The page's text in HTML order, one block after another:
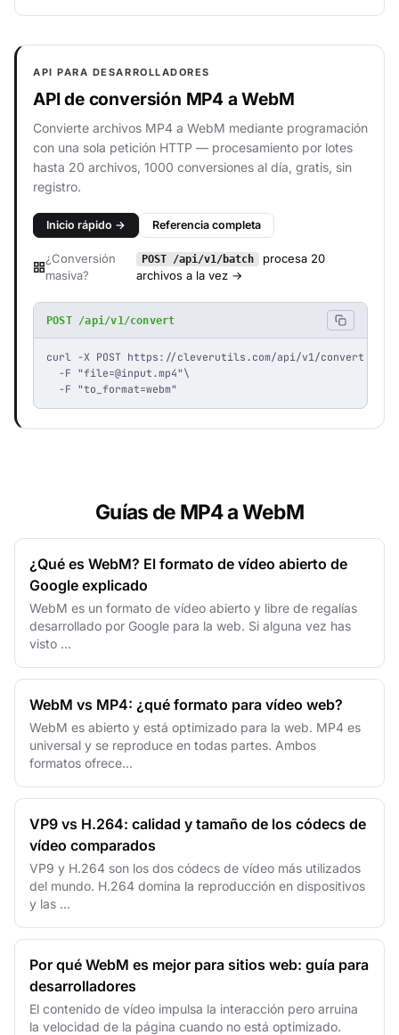
API PARA DESARROLLADORES
API de conversión MP4 a WebM
Convierte archivos MP4 a WebM mediante programación
con una sola petición HTTP — procesamiento por lotes
hasta 20 archivos, 1000 conversiones al día, gratis, sin
registro.
Inicio rápido → Referencia completa
¿Conversión
masiva?
POST /api/v1/batch
procesa 20
archivos a la vez →
POST /api/v1/convert
curl -X POST https://cleverutils.com/api/v1/convert \
  -F "
file=@input.mp4"\
  -F "to_format=webm"
Guías de MP4 a WebM
¿Qué es WebM? El formato de vídeo abierto de
Google explicado
WebM es un formato de vídeo abierto y libre de regalías
desarrollado por Google para la web. Si alguna vez has
visto ...
WebM vs MP4: ¿qué formato para vídeo web?
WebM es abierto y está optimizado para la web. MP4 es
universal y se reproduce en todas partes. Ambos
formatos ofrece...
VP9 vs H.264: calidad y tamaño de los códecs de
vídeo comparados
VP9 y H.264 son los dos códecs de vídeo más utilizados
del mundo. H.264 domina la reproducción en dispositivos
y las ...
Por qué WebM es mejor para sitios web: guía para
desarrolladores
El contenido de vídeo impulsa la interacción pero arruina
la velocidad de la página cuando no está optimizado.